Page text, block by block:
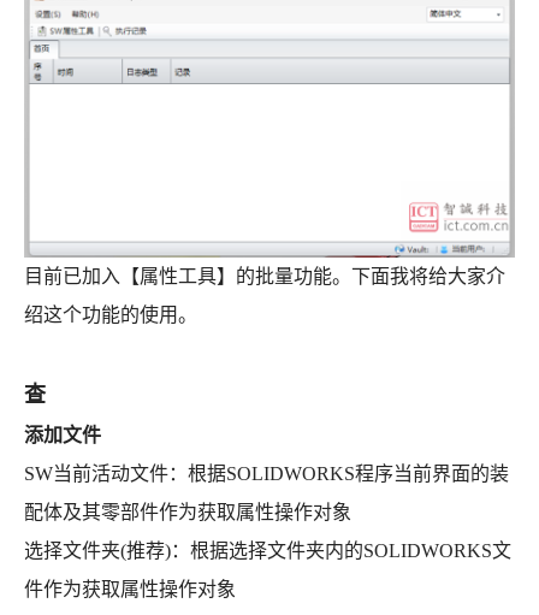
目前已加入【属性工具】的批量功能。下面我将给大家介
绍这个功能的使用。
查
添加文件
SW当前活动文件：根据SOLIDWORKS程序当前界面的装
配体及其零部件作为获取属性操作对象
选择文件夹(推荐)：根据选择文件夹内的SOLIDWORKS文
件作为获取属性操作对象